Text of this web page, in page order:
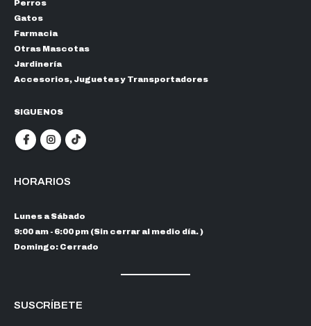
Perros
Gatos
Farmacia
Otras Mascotas
Jardinería
Accesorios, Juguetes y Transportadores
SIGUENOS
HORARIOS
Lunes a Sábado
9:00 am - 6:00 pm (Sin cerrar al medio día. )
Domingo: Cerrado
SUSCRÍBETE